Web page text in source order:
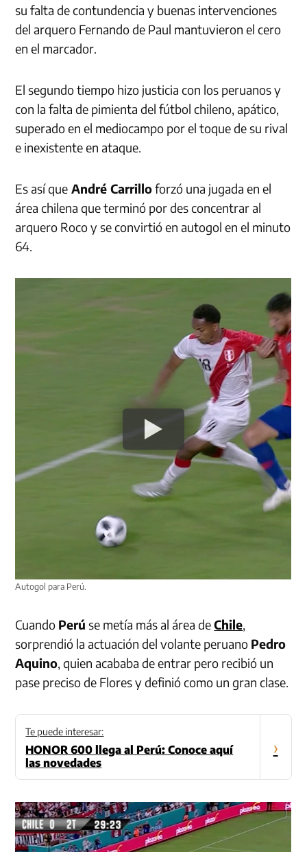
su falta de contundencia y buenas intervenciones
del arquero Fernando de Paul mantuvieron el cero
en el marcador.
El segundo tiempo hizo justicia con los peruanos y
con la falta de pimienta del fútbol chileno, apático,
superado en el mediocampo por el toque de su rival
e inexistente en ataque.
Es así que André Carrilloforzó una jugada en el
área chilena que terminó por des concentrar al
arquero Roco y se convirtió en autogol en el minuto
64.
Autogol para Perú.
Cuando Perú se metía más al área deChile,
sorprendió la actuación del volante peruano Pedro
Aquino, quien acababa de entrar pero recibió un
pase preciso de Flores y definió como un gran clase.
Te puede interesar:
HONOR 600 llega al Perú: Conoce aquí
las novedades
›